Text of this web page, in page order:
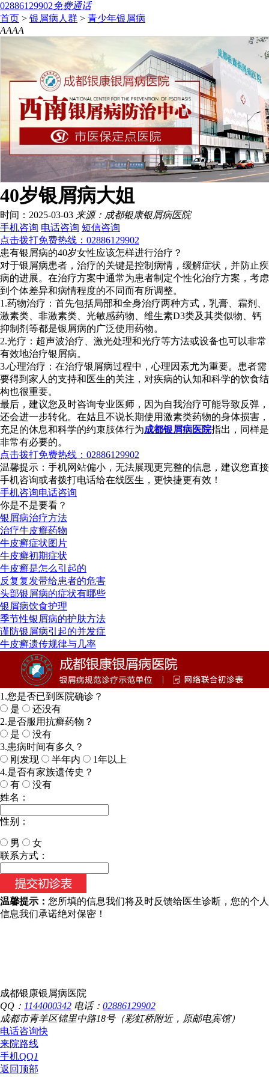
02886129902免费通话
首页 > 银屑病人群 > 青少年银屑病
AAAA
40岁银屑病大姐
时间：2025-03-03 来源：成都银康银屑病医院
手机咨询 电话咨询 短信咨询
点击拨打免费热线：02886129902
患有银屑病的40岁女性应该怎样进行治疗？
对于银屑病患者，治疗的关键是控制病情，缓解症状，并防止疾
病的进展。在治疗方案中通常为患者制定个性化治疗方案，考虑
到个体差异和病情程度的不同而有所调整。
1.药物治疗：首先包括局部和全身治疗两种方式，乳膏、霜剂、
激素类、非激素类、光敏感药物、维生素D3类及其类似物、钙
抑制剂等都是银屑病的广泛使用药物。
2.光疗：超声波治疗、激光处理和光疗等方法或设备也可以非常
有效地治疗银屑病。
3.心理治疗：在治疗银屑病过程中，心理因素尤为重要。患者需
要得到家人的支持和医生的关注，对疾病的认知和科学的饮食结
构也很重要。
最后，建议您及时咨询专业医师，因为自我治疗可能导致反弹，
还会进一步转化。在姑且不说长期使用激素类药物的身体损害，
充足的休息和科学的约束肢体行为成都银屑病医院指出，同样是
非常有必要的。
点击拨打免费热线：02886129902
温馨提示：手机网站偏小，无法展现更完整的信息，建议您直接
手机咨询或者拨打电话给在线医生，更快捷更有效！
手机咨询电话咨询
你是不是要看？
银屑病治疗方法
治疗牛皮癣药物
牛皮癣症状图片
牛皮癣初期症状
牛皮癣是怎么引起的
反复复发带给患者的危害
头部银屑病的症状有哪些
银屑病饮食护理
季节性银屑病的护肤方法
谨防银屑病引起的并发症
牛皮癣遗传规律与几率
1.您是否已到医院确诊？
是
还没有
2.是否服用抗癣药物？
是
没有
3.患病时间有多久？
刚发现
半年内
1年以上
4.是否有家族遗传史？
有
没有
姓名：
性别：
男
女
今天日期：
联系方式：
温馨提示： 您所填的信息我们将及时反馈给医生诊断，您的个人
信息我们承诺绝对保密！
成都银康银屑病医院
QQ： 1144000342 电话： 02886129902
成都市青羊区锦里中路18号（彩虹桥附近，原邮电宾馆）
电话咨询快
来院路线
手机QQ1
返回顶部